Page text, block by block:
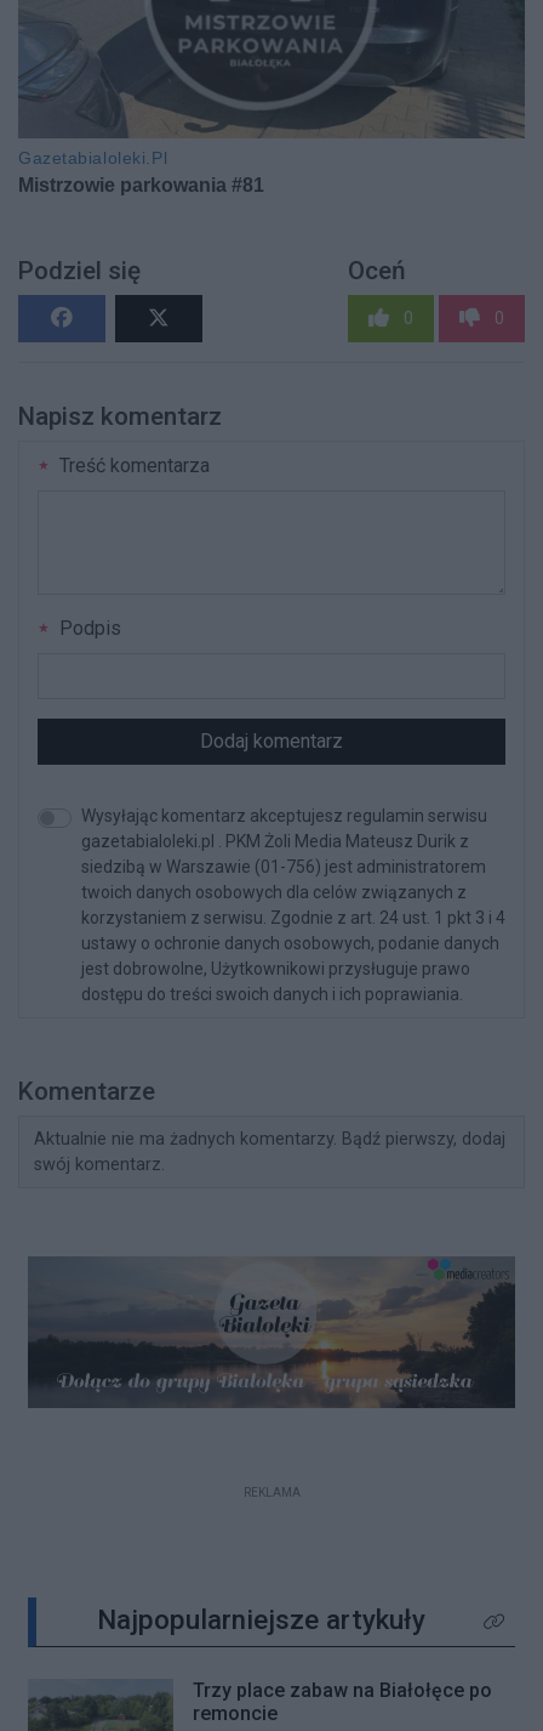
Podziel się Oceń
0 0
Napisz komentarz
Treść komentarza
Podpis
Dodaj komentarz
Wysyłając komentarz akceptujesz regulamin serwisu
gazetabialoleki.pl . PKM Żoli Media Mateusz Durik z
siedzibą w Warszawie (01-756) jest administratorem
twoich danych osobowych dla celów związanych z
korzystaniem z serwisu. Zgodnie z art. 24 ust. 1 pkt 3 i 4
ustawy o ochronie danych osobowych, podanie danych
jest dobrowolne, Użytkownikowi przysługuje prawo
dostępu do treści swoich danych i ich poprawiania.
Komentarze
Aktualnie nie ma żadnych komentarzy. Bądź pierwszy, dodaj
swój komentarz.
REKLAMA
Najpopularniejsze artykuły Kliknij
Trzy place zabaw na Białołęce po
remoncie